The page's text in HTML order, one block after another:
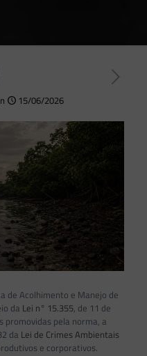
15/06/2026
de Acolhimento e Manejo de
da Lei n° 15.355, de 11 de
promovidas pela norma, a
da Lei de Crimes Ambientais
e corporativos.